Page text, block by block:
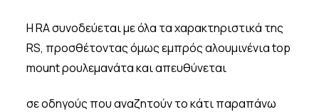
Η RA συνοδεύεται με όλα τα χαρακτηριστικά της
RS, προσθέτοντας όμως εμπρός αλουμινένια top
mount ρουλεμανάτα και απευθύνεται
σε οδηγούς που αναζητούν το κάτι παραπάνω